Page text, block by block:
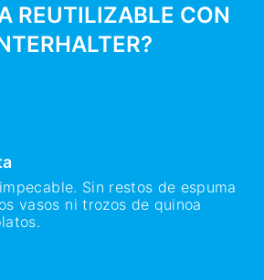
REUTILIZABLE CON
Sin restos de espuma
vasos ni trozos de quinoa